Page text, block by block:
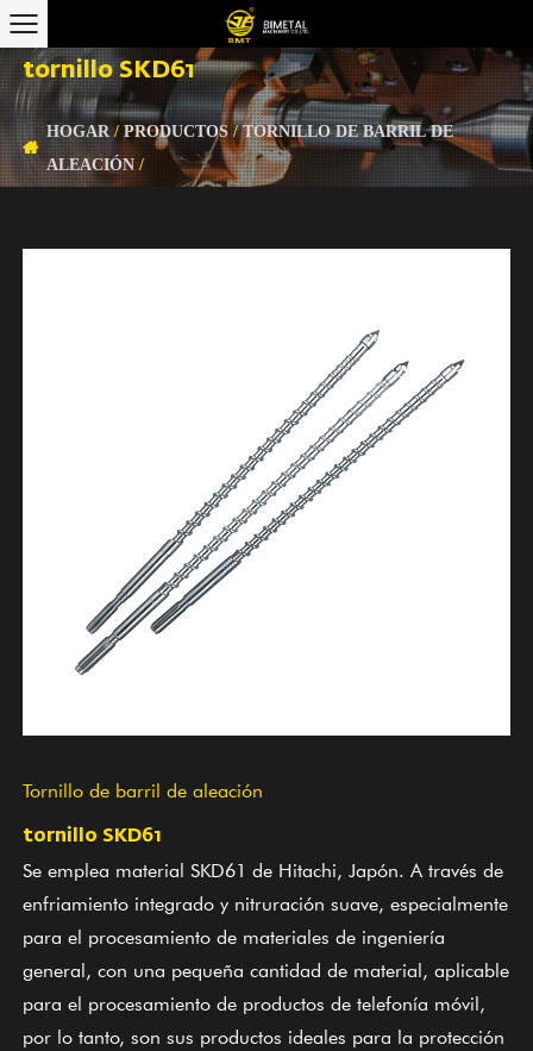
tornillo SKD61
HOGAR/PRODUCTOS /TORNILLO DE BARRIL DE
ALEACIÓN /
Tornillo de barril de aleación
tornillo SKD61
Se emplea material SKD61 de Hitachi, Japón. A través de
enfriamiento integrado y nitruración suave, especialmente
para el procesamiento de materiales de ingeniería
general, con una pequeña cantidad de material, aplicable
para el procesamiento de productos de telefonía móvil,
por lo tanto, son sus productos ideales para la protección